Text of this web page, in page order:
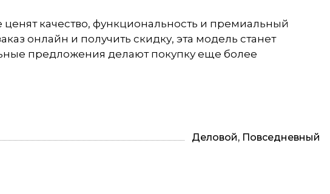
качество, функциональность и премиальный
онлайн и получить скидку, эта модель станет
предложения делают покупку еще более
Деловой, Повседневный